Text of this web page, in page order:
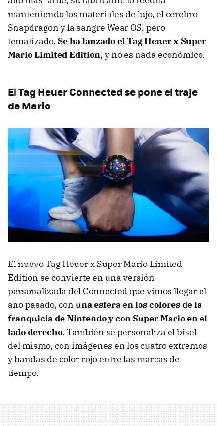
manteniendo los materiales de lujo, el cerebro
Snapdragon y la sangre Wear OS, pero
tematizado. Se ha lanzado el Tag Heuer x Super
Mario Limited Edition, y no es nada económico.
El Tag Heuer Connected se pone el traje
de Mario
El nuevo Tag Heuer x Super Mario Limited
Edition se convierte en una versión
personalizada del Connected que vimos llegar el
año pasado, con una esfera en los colores de la
franquicia de Nintendo y con Super Mario en el
lado derecho. También se personaliza el bisel
del mismo, con imágenes en los cuatro extremos
y bandas de color rojo entre las marcas de
tiempo.